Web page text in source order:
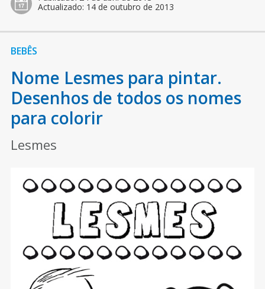
Actualizado: 14 de outubro de 2013
BEBÊS
Nome Lesmes para pintar.
Desenhos de todos os nomes
para colorir
Lesmes